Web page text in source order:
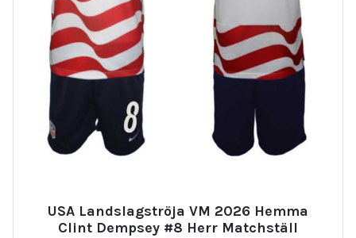
USA Landslagströja VM 2026 Hemma
Clint Dempsey #8 Herr Matchställ